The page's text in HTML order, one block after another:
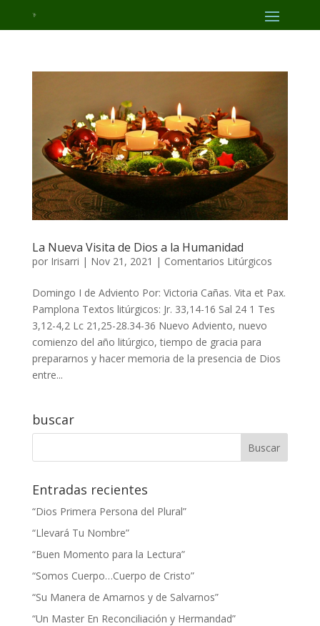
La Nueva Visita de Dios a la Humanidad
por Irisarri | Nov 21, 2021 | Comentarios Litúrgicos
Domingo I de Adviento Por: Victoria Cañas. Vita et Pax.
Pamplona Textos litúrgicos: Jr. 33,14-16 Sal 24 1 Tes
3,12-4,2 Lc 21,25-28.34-36 Nuevo Adviento, nuevo
comienzo del año litúrgico, tiempo de gracia para
prepararnos y hacer memoria de la presencia de Dios
entre...
buscar
Entradas recientes
“Dios Primera Persona del Plural”
“Llevará Tu Nombre”
“Buen Momento para la Lectura”
“Somos Cuerpo…Cuerpo de Cristo”
“Su Manera de Amarnos y de Salvarnos”
“Un Master En Reconciliación y Hermandad”